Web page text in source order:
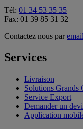
Tél: 01 34 53 35 35
Fax: 01 39 85 31 32
Contactez nous paremail
Services
Livraison
Solutions Grands
Service Export
Demander un
Application